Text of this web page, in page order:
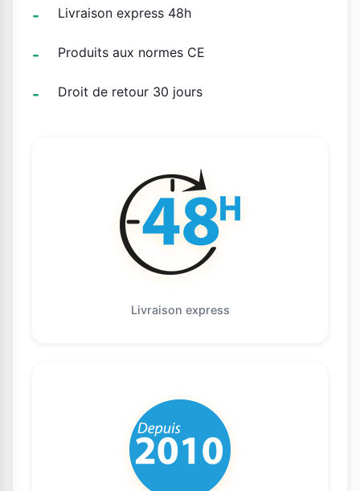
Livraison express 48h
Produits aux normes CE
Droit de retour 30 jours
Livraison express